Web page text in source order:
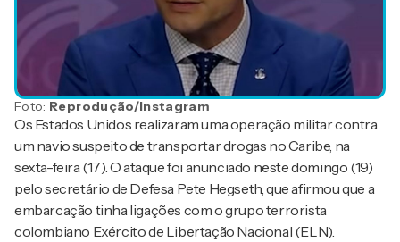
Foto: Reprodução/Instagram
Os Estados Unidos realizaram uma operação militar contra
um navio suspeito de transportar drogas no Caribe, na
sexta-feira (17). O ataque foi anunciado neste domingo (19)
pelo secretário de Defesa Pete Hegseth, que afirmou que a
embarcação tinha ligações com o grupo terrorista
colombiano Exército de Libertação Nacional (ELN).